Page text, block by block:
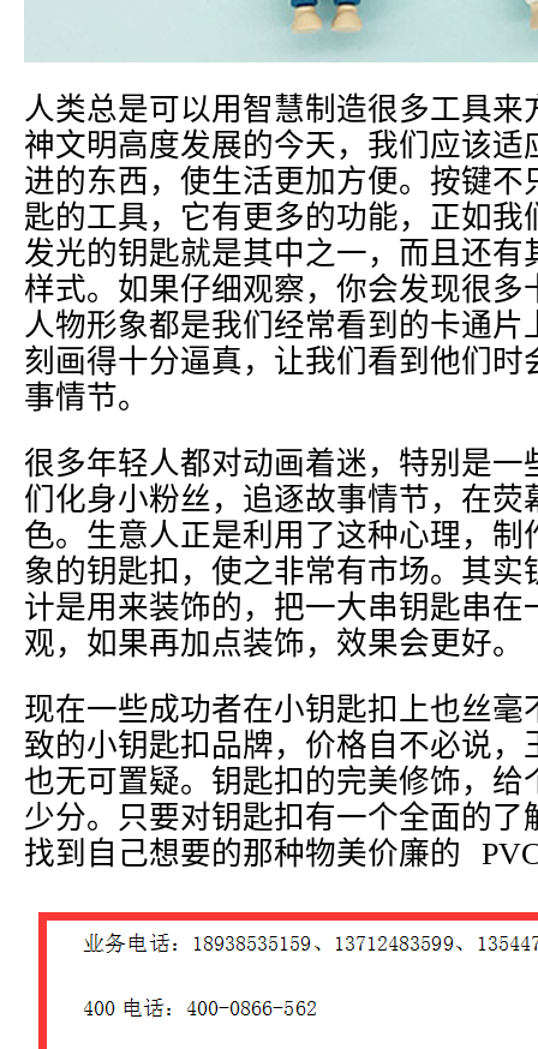
人类总是可以用智慧制造很多工具来
神文明高度发展的今天，我们应该适
进的东西，使生活更加方便。按键不
匙的工具，它有更多的功能，正如我
发光的钥匙就是其中之一，而且还有
样式。如果仔细观察，你会发现很多
人物形象都是我们经常看到的卡通片
刻画得十分逼真，让我们看到他们时
事情节。
很多年轻人都对动画着迷，特别是一
们化身小粉丝，追逐故事情节，在荧
色。生意人正是利用了这种心理，制
象的钥匙扣，使之非常有市场。其实
计是用来装饰的，把一大串钥匙串在
观，如果再加点装饰，效果会更好。
现在一些成功者在小钥匙扣上也丝毫
致的小钥匙扣品牌，价格自不必说，
也无可置疑。钥匙扣的完美修饰，给
少分。只要对钥匙扣有一个全面的了
找到自己想要的那种物美价廉的